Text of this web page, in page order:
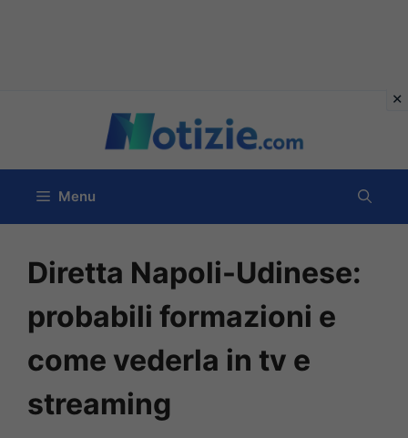
contenuto
Menu
Diretta Napoli-Udinese:
probabili formazioni e
come vederla in tv e
streaming